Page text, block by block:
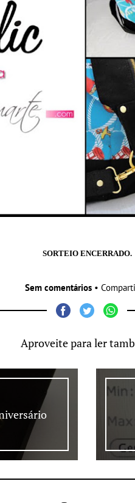
SORTEIO ENCERRADO.
Sem comentários•
Aproveite para ler